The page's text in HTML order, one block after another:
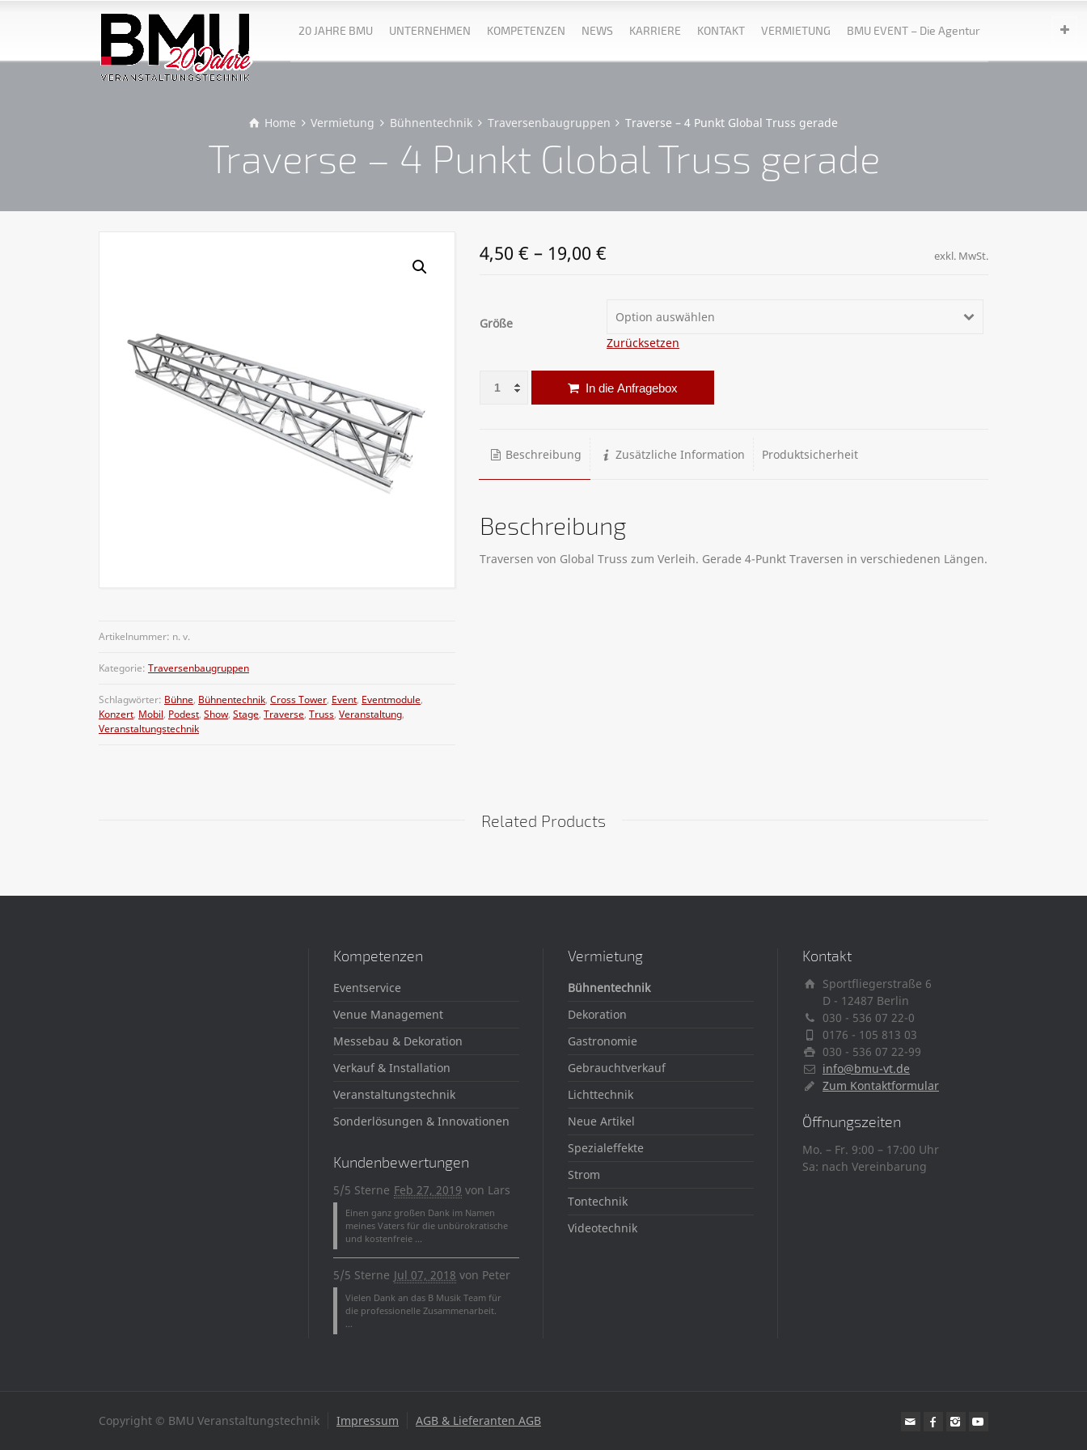
20 JAHRE BMU UNTERNEHMEN KOMPETENZEN NEWS KARRIERE KONTAKT VERMIETUNG BMU EVENT – Die Agentur
Home Vermietung Bühnentechnik Traversenbaugruppen Traverse – 4 Punkt Global Truss gerade
Traverse – 4 Punkt Global Truss gerade
Artikelnummer: n. v.
Kategorie: Traversenbaugruppen
Schlagwörter: Bühne, Bühnentechnik, Cross Tower, Event, Eventmodule,
Konzert, Mobil, Podest, Show, Stage, Traverse, Truss, Veranstaltung,
Veranstaltungstechnik
4,50 € – 19,00 € exkl. MwSt.
Größe
Option auswählen
Zurücksetzen
Traverse – 4 Punkt Global Truss gerade Menge
In die Anfragebox
Beschreibung Zusätzliche Information Produktsicherheit
Beschreibung
Traversen von Global Truss zum Verleih. Gerade 4-Punkt Traversen in verschiedenen Längen.
Related Products
Kompetenzen
Eventservice
Venue Management
Messebau & Dekoration
Verkauf & Installation
Veranstaltungstechnik
Sonderlösungen & Innovationen
Kundenbewertungen
5/5 Sterne Feb 27, 2019 von Lars
Einen ganz großen Dank im Namen
meines Vaters für die unbürokratische
und kostenfreie ...
5/5 Sterne Jul 07, 2018 von Peter
Vielen Dank an das B Musik Team für
die professionelle Zusammenarbeit.
Vermietung
Bühnentechnik
Dekoration
Gastronomie
Gebrauchtverkauf
Lichttechnik
Neue Artikel
Spezialeffekte
Strom
Tontechnik
Videotechnik
Kontakt
Sportfliegerstraße 6
D - 12487 Berlin
030 - 536 07 22-0
0176 - 105 813 03
030 - 536 07 22-99
info@bmu-vt.de
Zum Kontaktformular
Öffnungszeiten
Mo. – Fr. 9:00 – 17:00 Uhr
Sa: nach Vereinbarung
Copyright © BMU Veranstaltungstechnik Impressum AGB & Lieferanten AGB